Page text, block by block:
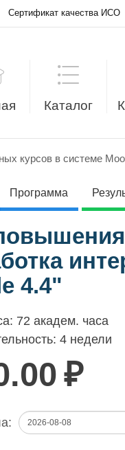
Сертификат качества ИСО
Каталог
курсов в системе
Программа
4.4"
72 академ. часа
4 недели
₽